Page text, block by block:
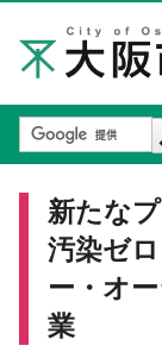
新たな
汚染ゼ
ー・オ
業